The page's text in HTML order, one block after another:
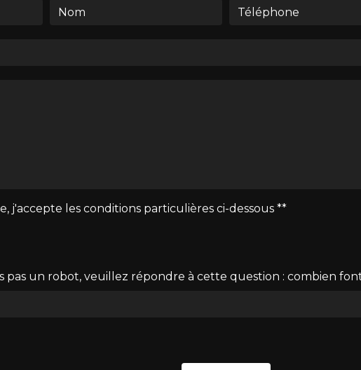
j'accepte les conditions particulières ci-dessous **
pas un robot, veuillez répondre à cette question : combien